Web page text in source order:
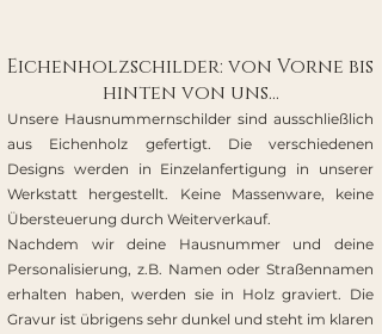
Eichenholzschilder: von Vorne bis
hinten von uns…
Unsere Hausnummernschilder sind ausschließlich
aus Eichenholz gefertigt. Die verschiedenen
Designs werden in Einzelanfertigung in unserer
Werkstatt hergestellt. Keine Massenware, keine
Übersteuerung durch Weiterverkauf.
Nachdem wir deine Hausnummer und deine
Personalisierung, z.B. Namen oder Straßennamen
erhalten haben, werden sie in Holz graviert. Die
Gravur ist übrigens sehr dunkel und steht im klaren